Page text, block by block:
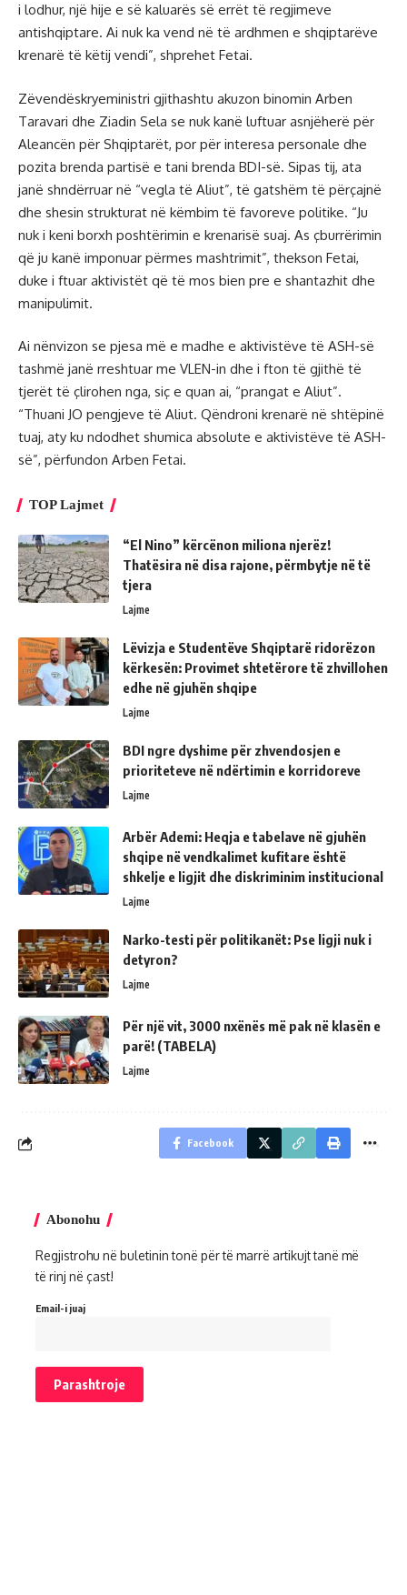
i lodhur, një hije e së kaluarës së errët të regjimeve
antishqiptare. Ai nuk ka vend në të ardhmen e shqiptarëve
krenarë të këtij vendi”, shprehet Fetai.
Zëvendëskryeministri gjithashtu akuzon binomin Arben
Taravari dhe Ziadin Sela se nuk kanë luftuar asnjëherë për
Aleancën për Shqiptarët, por për interesa personale dhe
pozita brenda partisë e tani brenda BDI-së. Sipas tij, ata
janë shndërruar në “vegla të Aliut”, të gatshëm të përçajnë
dhe shesin strukturat në këmbim të favoreve politike. “Ju
nuk i keni borxh poshtërimin e krenarisë suaj. As çburrërimin
që ju kanë imponuar përmes mashtrimit”, thekson Fetai,
duke i ftuar aktivistët që të mos bien pre e shantazhit dhe
manipulimit.
Ai nënvizon se pjesa më e madhe e aktivistëve të ASH-së
tashmë janë rreshtuar me VLEN-in dhe i fton të gjithë të
tjerët të çlirohen nga, siç e quan ai, “prangat e Aliut”.
“Thuani JO pengjeve të Aliut. Qëndroni krenarë në shtëpinë
tuaj, aty ku ndodhet shumica absolute e aktivistëve të ASH-
së”, përfundon Arben Fetai.
TOP Lajmet
“El Nino” kërcënon miliona njerëz!
Thatësira në disa rajone, përmbytje në të
tjera
Lajme
Lëvizja e Studentëve Shqiptarë ridorëzon
kërkesën: Provimet shtetërore të zhvillohen
edhe në gjuhën shqipe
Lajme
BDI ngre dyshime për zhvendosjen e
prioriteteve në ndërtimin e korridoreve
Lajme
Arbër Ademi: Heqja e tabelave në gjuhën
shqipe në vendkalimet kufitare është
shkelje e ligjit dhe diskriminim institucional
Lajme
Narko-testi për politikanët: Pse ligji nuk i
detyron?
Lajme
Për një vit, 3000 nxënës më pak në klasën e
parë! (TABELA)
Lajme
Facebook
Abonohu
Regjistrohu në buletinin tonë për të marrë artikujt tanë më
të rinj në çast!
Email-i juaj